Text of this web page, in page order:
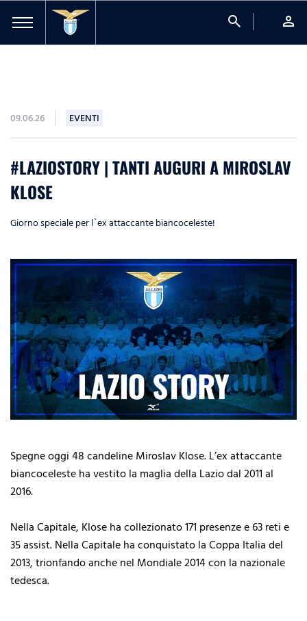
search person
09.06.26 EVENTI
#LAZIOSTORY | TANTI AUGURI A MIROSLAV
KLOSE
Giorno speciale per l`ex attaccante biancoceleste!
Spegne oggi 48 candeline Miroslav Klose. L’ex attaccante
biancoceleste ha vestito la maglia della Lazio dal 2011 al
2016.
Nella Capitale, Klose ha collezionato 171 presenze e 63 reti e
35 assist. Nella Capitale ha conquistato la Coppa Italia del
2013, trionfando anche nel Mondiale 2014 con la nazionale
tedesca.